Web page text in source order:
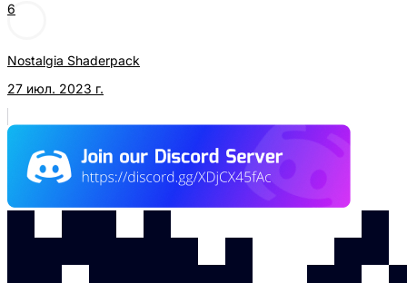
6
Nostalgia Shaderpack
27 июл. 2023 г.